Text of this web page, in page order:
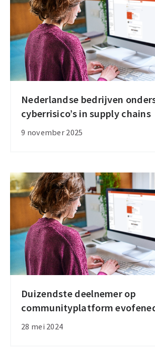
Nederlandse bedrijven
cyberrisico’s in supply chains
9 november 2025
Nederlandse
bedrijven
onderschatten
supply
chains
Duizendste deelnemer op
communityplatform
28 mei 2024
Duizendste
deelnemer
op